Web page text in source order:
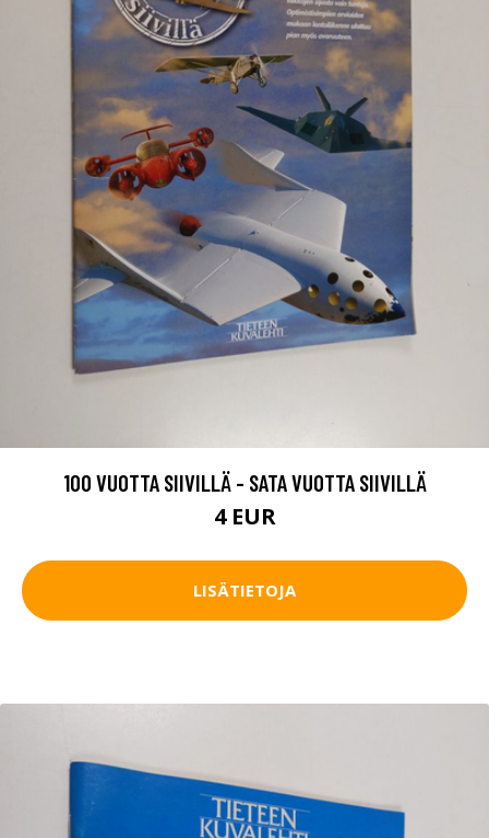
100 VUOTTA SIIVILLÄ - SATA VUOTTA SIIVILLÄ
4 EUR
LISÄTIETOJA